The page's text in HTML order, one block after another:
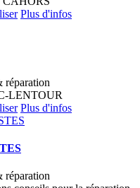
Plus d'infos
réparation
LENTOUR
Plus d'infos
réparation